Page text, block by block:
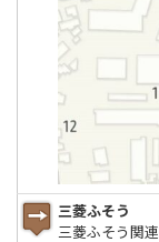
三菱ふそう
三菱ふそう関